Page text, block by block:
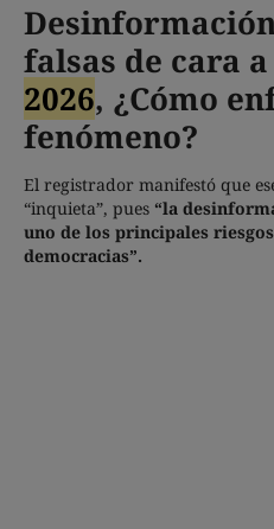
falsas de cara
2026, ¿Cómo
fenómeno?
El registrador manifestó que
“inquieta”, pues “la
uno de los principales
democracias”.